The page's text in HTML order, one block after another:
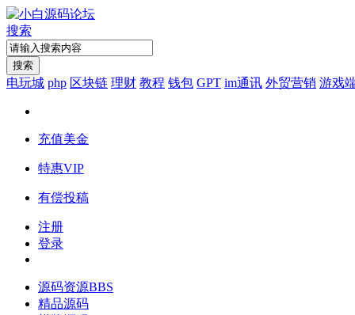
搜索
搜索
电玩城 php 区块链 理财 教程 钱包 GPT im通讯 外贸营销 游戏
充值美金
特惠VIP
有偿投稿
注册
登录
源码资源BBS
精品源码